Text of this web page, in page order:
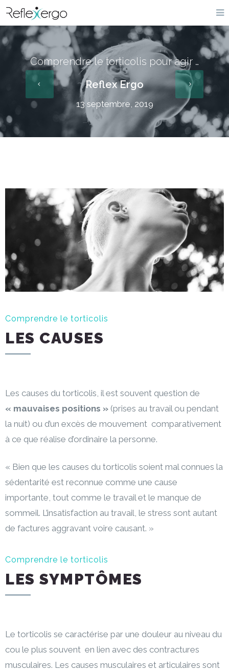
Comprendre le torticolis pour agir …
Reflex Ergo
13 septembre, 2019
Comprendre le torticolis
LES CAUSES
Les causes du torticolis, il est souvent question de
« mauvaises positions » (prises au travail ou pendant
la nuit) ou d’un excès de mouvement comparativement
à ce que réalise d’ordinaire la personne.
« Bien que les causes du torticolis soient mal connues la
sédentarité est reconnue comme une cause
importante, tout comme le travail et le manque de
sommeil. L’insatisfaction au travail, le stress sont autant
de factures aggravant voire causant. »
Comprendre le torticolis
LES SYMPTÔMES
Le torticolis se caractérise par une douleur au niveau du
cou le plus souvent en lien avec des contractures
musculaires. Les causes musculaires et articulaires sont